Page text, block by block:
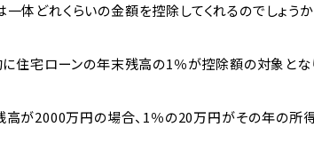
体どれくらいの金額を控除してくれるのでしょうか
住宅ローンの年末残高の1％が控除額の対象とな
高が2000万円の場合、1％の20万円がその年の所